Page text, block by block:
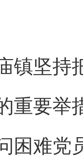
坚持把
重要举
困难党